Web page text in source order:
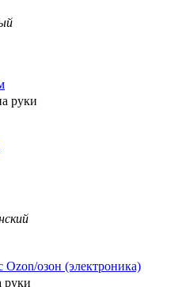
руки
озон (электроника)
руки